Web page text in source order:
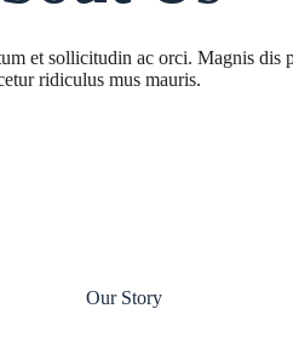
et sollicitudin ac orci. Magnis dis
ridiculus mus mauris.
Our Story